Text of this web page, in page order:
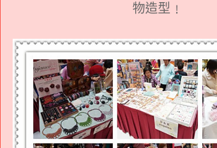
物造型﹗